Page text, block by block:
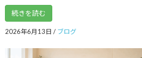
2024年5月
続きを読む
2026年6月13日 / ブログ